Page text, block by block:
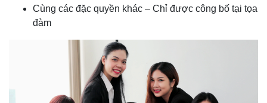
Cùng các đặc quyền khác – Chỉ được công bố tại tọa
đàm